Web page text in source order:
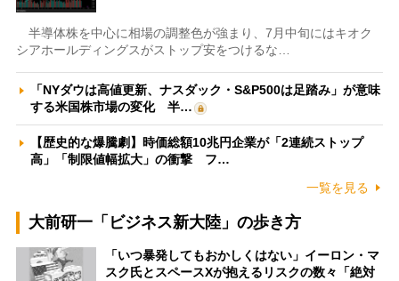
半導体株を中心に相場の調整色が強まり、7月中旬にはキオク
シアホールディングスがストップ安をつけるな…
「NYダウは高値更新、ナスダック・S&P500は足踏み」が意味
する米国株市場の変化 半…
【歴史的な爆騰劇】時価総額10兆円企業が「2連続ストップ
高」「制限値幅拡大」の衝撃 フ…
一覧を見る
大前研一「ビジネス新大陸」の歩き方
「いつ暴発してもおかしくはない」イーロン・マ
スク氏とスペースXが抱えるリスクの数々「絶対